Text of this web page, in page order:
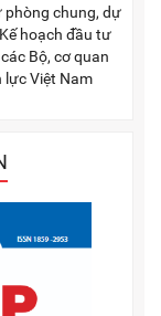
phòng chung, dự
hoạch đầu tư
Bộ, cơ quan
lực Việt Nam